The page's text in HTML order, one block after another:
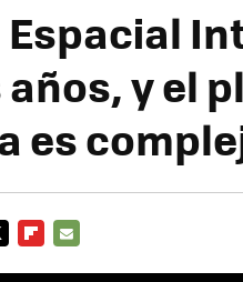
Espacial
y el
es